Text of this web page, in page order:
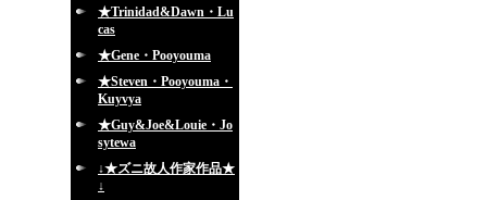
★Trinidad&Dawn・Lu
cas
★Gene・Pooyouma
★Steven・Pooyouma・
Kuyvya
★Guy&Joe&Louie・Jo
sytewa
↓★ズニ故人作家作品★
↓